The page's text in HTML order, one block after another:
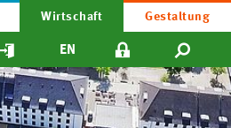
Wirtschaft Gestaltung
EN